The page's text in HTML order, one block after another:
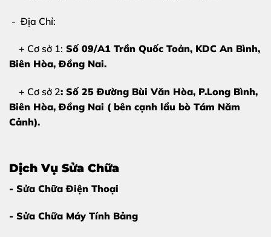
- Địa Chỉ:
+ Cơ sở 1: Số 09/A1 Trần Quốc Toản, KDC An Bình,
Biên Hòa, Đồng Nai.
+ Cơ sở 2: Số 25 Đường Bùi Văn Hòa, P.Long Bình,
Biên Hòa, Đồng Nai ( bên cạnh lẩu bò Tám Năm
Cảnh).
Dịch Vụ Sửa Chữa
- Sửa Chữa Điện Thoại
- Sửa Chữa Máy Tính Bảng